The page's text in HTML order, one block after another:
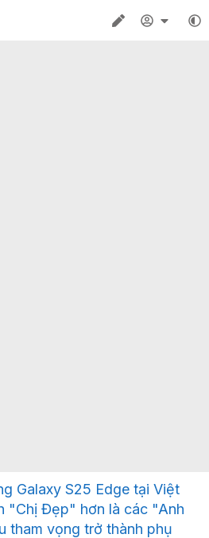
Galaxy S25 Edge tại Việt
"Chị Đẹp" hơn là các "Anh
tham vọng trở thành phụ